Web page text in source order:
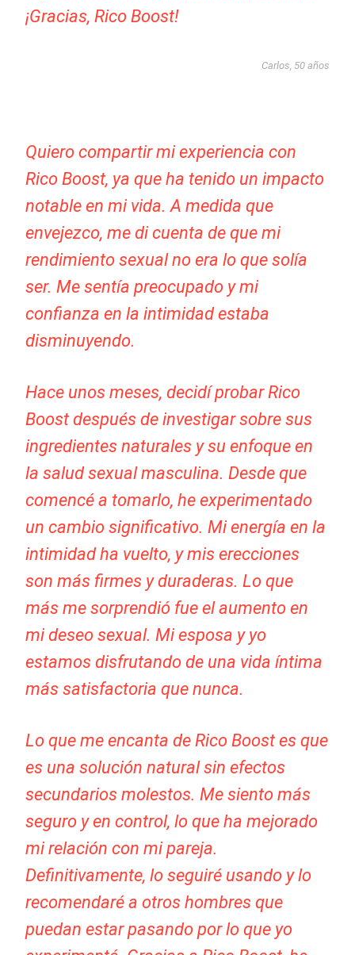
¡Gracias, Rico Boost!
Carlos, 50 años
Quiero compartir mi experiencia con
Rico Boost, ya que ha tenido un impacto
notable en mi vida. A medida que
envejezco, me di cuenta de que mi
rendimiento sexual no era lo que solía
ser. Me sentía preocupado y mi
confianza en la intimidad estaba
disminuyendo.
Hace unos meses, decidí probar Rico
Boost después de investigar sobre sus
ingredientes naturales y su enfoque en
la salud sexual masculina. Desde que
comencé a tomarlo, he experimentado
un cambio significativo. Mi energía en la
intimidad ha vuelto, y mis erecciones
son más firmes y duraderas. Lo que
más me sorprendió fue el aumento en
mi deseo sexual. Mi esposa y yo
estamos disfrutando de una vida íntima
más satisfactoria que nunca.
Lo que me encanta de Rico Boost es que
es una solución natural sin efectos
secundarios molestos. Me siento más
seguro y en control, lo que ha mejorado
mi relación con mi pareja.
Definitivamente, lo seguiré usando y lo
recomendaré a otros hombres que
puedan estar pasando por lo que yo